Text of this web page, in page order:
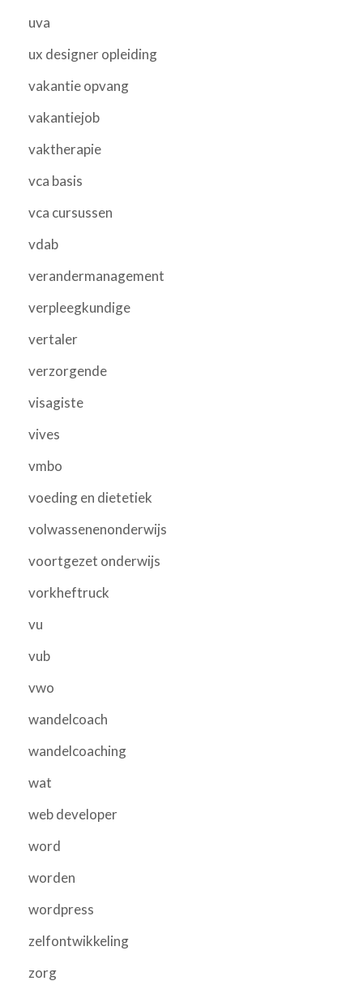
uva
ux designer opleiding
vakantie opvang
vakantiejob
vaktherapie
vca basis
vca cursussen
vdab
verandermanagement
verpleegkundige
vertaler
verzorgende
visagiste
vives
vmbo
voeding en dietetiek
volwassenenonderwijs
voortgezet onderwijs
vorkheftruck
vu
vub
vwo
wandelcoach
wandelcoaching
wat
web developer
word
worden
wordpress
zelfontwikkeling
zorg